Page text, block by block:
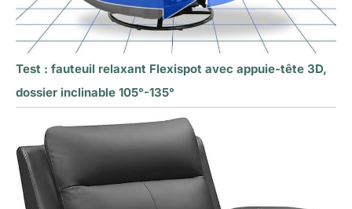
Test : fauteuil relaxant Flexispot avec appuie-tête 3D,
dossier inclinable 105°-135°